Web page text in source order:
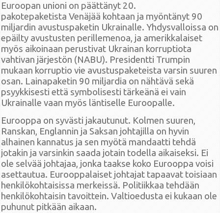
Euroopan unioni on päättänyt 20.
pakotepaketista Venäjää kohtaan ja myöntänyt 90
miljardin avustuspaketin Ukrainalle. Yhdysvalloissa on
epäilty avustusten perillemenoa, ja amerikkalaiset
myös aikoinaan perustivat Ukrainan korruptiota
vahtivan järjestön (NABU). Presidentti Trumpin
mukaan korruptio vie avustuspaketeista varsin suuren
osan. Lainapaketin 90 miljardia on nähtävä sekä
psyykkisesti että symbolisesti tärkeänä ei vain
Ukrainalle vaan myös läntiselle Euroopalle.
Eurooppa on syvästi jakautunut. Kolmen suuren,
Ranskan, Englannin ja Saksan johtajilla on hyvin
alhainen kannatus ja sen myötä mandaatti tehdä
jotakin ja varsinkin saada jotain todella aikaiseksi. Ei
ole selvää johtajaa, jonka taakse koko Eurooppa voisi
asettautua. Eurooppalaiset johtajat tapaavat toisiaan
henkilökohtaisissa merkeissä. Politiikkaa tehdään
henkilökohtaisin tavoittein. Valtioedusta ei kukaan ole
puhunut pitkään aikaan.